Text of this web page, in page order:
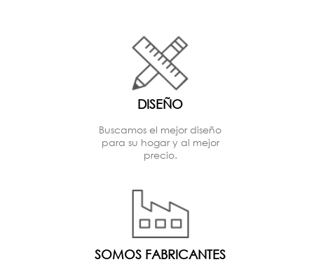
DISEÑO
Buscamos el mejor diseño
para su hogar y al mejor
precio.
SOMOS FABRICANTES